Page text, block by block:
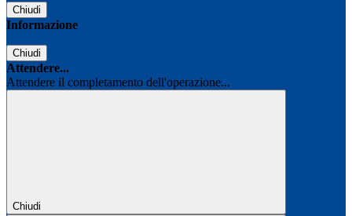
Chiudi
Informazione
Chiudi
Attendere...
Attendere il completamento dell'operazione...
Chiudi